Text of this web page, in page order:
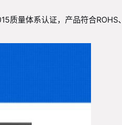
量体系认证，产品符合ROHS